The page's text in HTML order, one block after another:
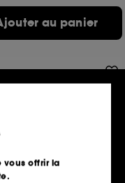
au panier
vous offrir la